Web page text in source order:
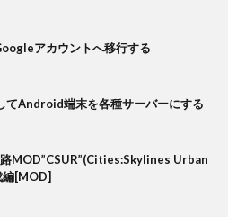
アカウントへ移行する
Android端末を各種サーバーにする
MOD”CSUR”(Cities:Skylines Urban
編[MOD]